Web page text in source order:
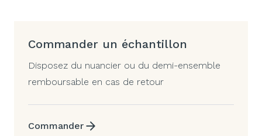
Commander un échantillon
Disposez du nuancier ou du demi-ensemble
remboursable en cas de retour
Commander